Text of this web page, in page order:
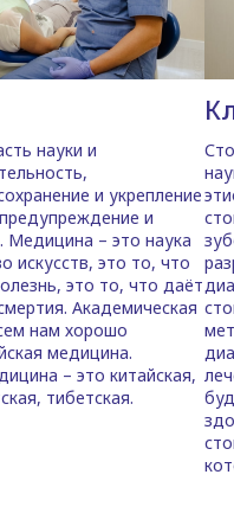
науки и
и укрепление
и
Медицина – это наука
искусств, это то, что
это то, что даёт
Академическая
нам хорошо
медицина.
– это китайская,
тибетская.